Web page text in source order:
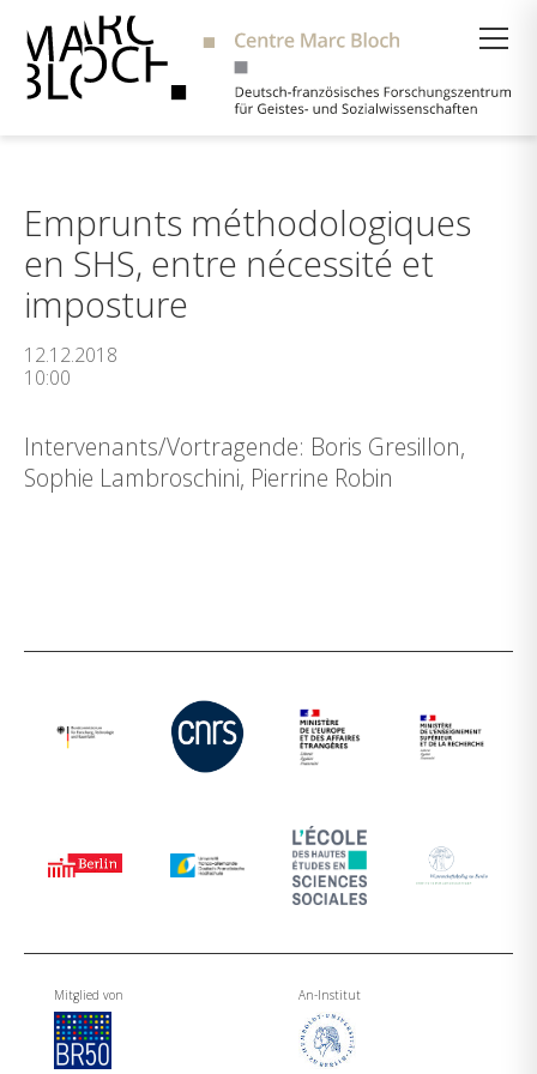
Emprunts méthodologiques
en SHS, entre nécessité et
imposture
12.12.2018
10:00
Intervenants/Vortragende: Boris Gresillon,
Sophie Lambroschini, Pierrine Robin
Mitglied von An-Institut